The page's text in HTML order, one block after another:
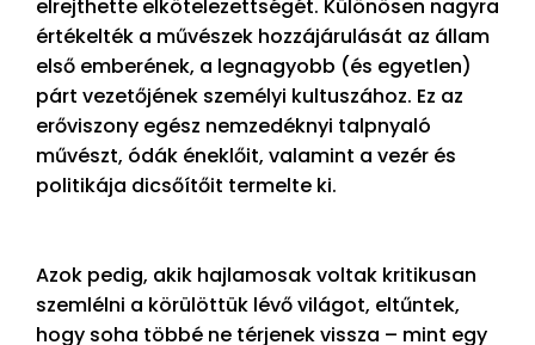
elrejthette elkötelezettségét. Különösen nagyra
értékelték a művészek hozzájárulását az állam
első emberének, a legnagyobb (és egyetlen)
párt vezetőjének személyi kultuszához. Ez az
erőviszony egész nemzedéknyi talpnyaló
művészt, ódák éneklőit, valamint a vezér és
politikája dicsőítőit termelte ki.
Azok pedig, akik hajlamosak voltak kritikusan
szemlélni a körülöttük lévő világot, eltűntek,
hogy soha többé ne térjenek vissza – mint egy